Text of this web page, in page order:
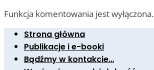
Funkcja komentowania jest wyłączona.
Strona główna
Publikacje i e-booki
Bądźmy w kontakcie…